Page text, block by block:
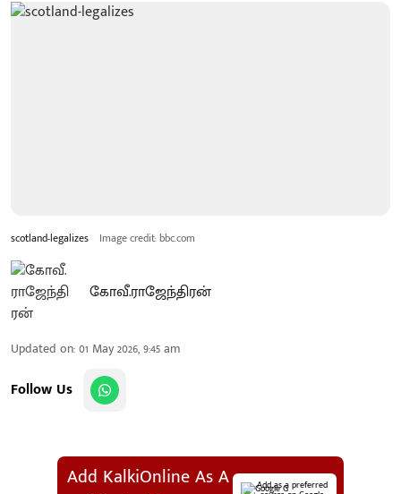
scotland-legalizes Image credit: bbc.com
கோவீ.ராஜேந்திரன்
Updated on:01 May 2026, 9:45 am
Follow Us
Add KalkiOnline As A
Add as a preferred